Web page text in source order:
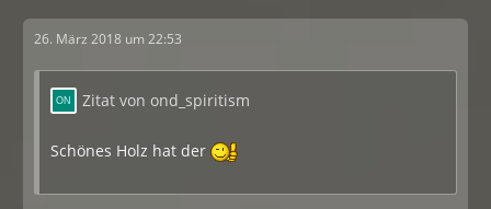
26. März 2018 um 22:53
Zitat von ond_spiritism
Schönes Holz hat der